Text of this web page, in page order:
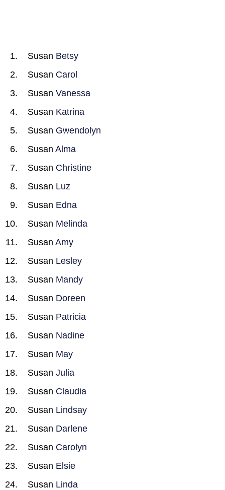
Susan Betsy
Susan Carol
Susan Vanessa
Susan Katrina
Susan Gwendolyn
Susan Alma
Susan Christine
Susan Luz
Susan Edna
Susan Melinda
Susan Amy
Susan Lesley
Susan Mandy
Susan Doreen
Susan Patricia
Susan Nadine
Susan May
Susan Julia
Susan Claudia
Susan Lindsay
Susan Darlene
Susan Carolyn
Susan Elsie
Susan Linda